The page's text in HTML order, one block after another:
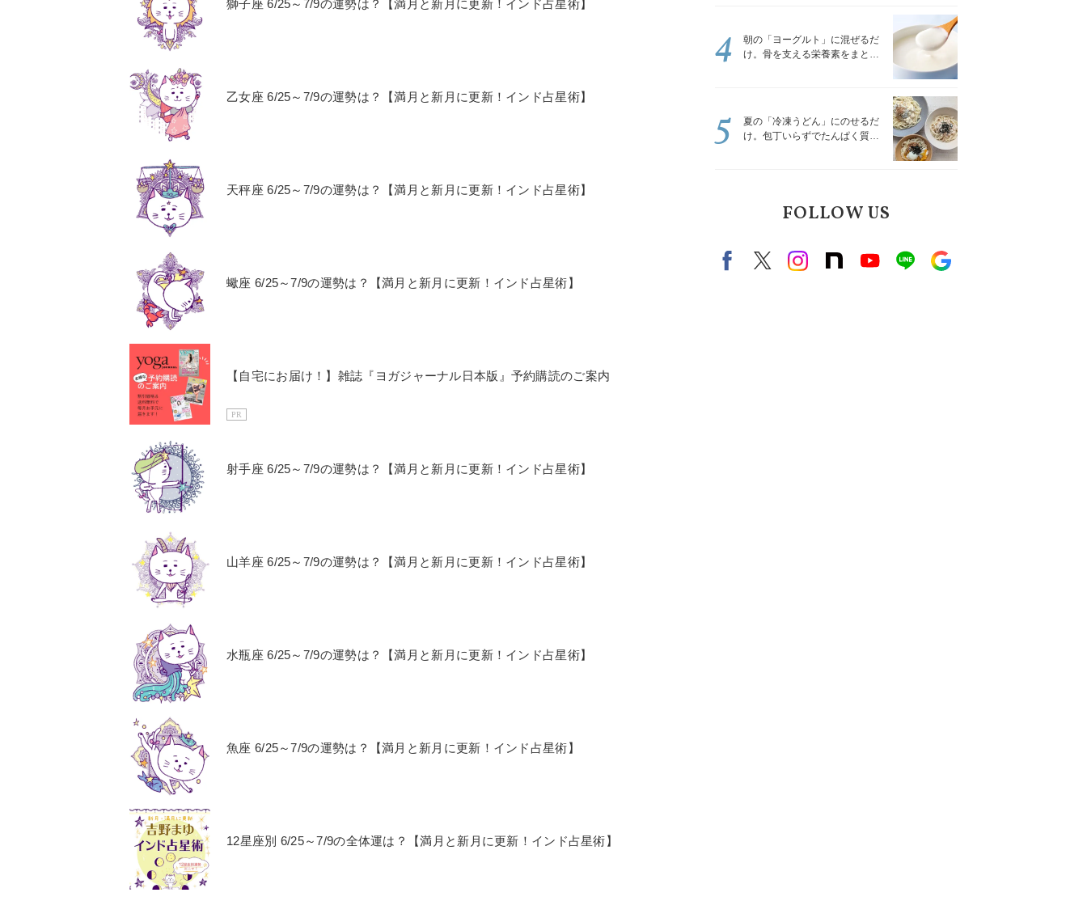
獅子座 6/25～7/9の運勢は？【満月と新月に更新！インド占星術】
乙女座 6/25～7/9の運勢は？【満月と新月に更新！インド占星術】
天秤座 6/25～7/9の運勢は？【満月と新月に更新！インド占星術】
蠍座 6/25～7/9の運勢は？【満月と新月に更新！インド占星術】
【自宅にお届け！】雑誌『ヨガジャーナル日本版』予約購読のご案内
PR
射手座 6/25～7/9の運勢は？【満月と新月に更新！インド占星術】
山羊座 6/25～7/9の運勢は？【満月と新月に更新！インド占星術】
水瓶座 6/25～7/9の運勢は？【満月と新月に更新！インド占星術】
魚座 6/25～7/9の運勢は？【満月と新月に更新！インド占星術】
12星座別 6/25～7/9の全体運は？【満月と新月に更新！インド占星術】
朝の「ヨーグルト」に混ぜるだ
け。骨を支える栄養素をまとめ
4
夏の「冷凍うどん」にのせるだ
け。包丁いらずでたんぱく質を
5
FOLLOW US
FacebookX（旧twitter）
instagram
note Youtubeline